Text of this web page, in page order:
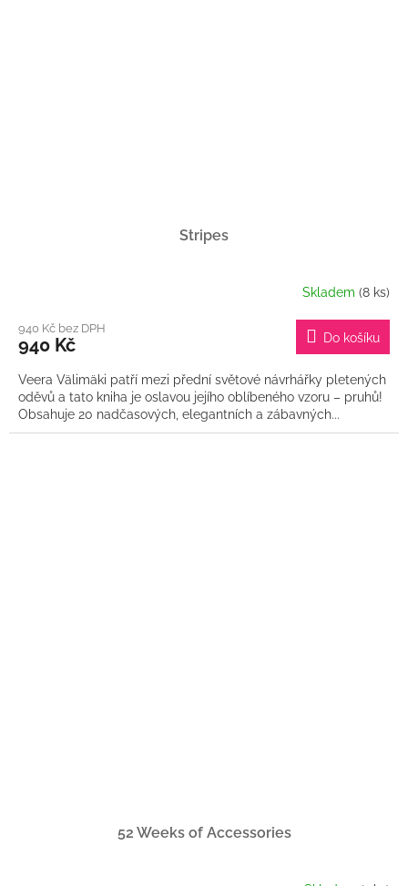
Stripes
Skladem (8 ks)
940 Kč bez DPH
940 Kč Do košíku
Veera Välimäki patří mezi přední světové návrhářky pletených
oděvů a tato kniha je oslavou jejího oblíbeného vzoru – pruhů!
Obsahuje 20 nadčasových, elegantních a zábavných...
52 Weeks of Accessories